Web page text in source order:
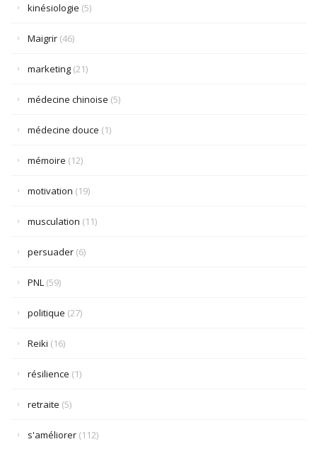
kinésiologie (5)
Maigrir (46)
marketing (21)
médecine chinoise (5)
médecine douce (1)
mémoire (12)
motivation (19)
musculation (11)
persuader (6)
PNL (59)
politique (27)
Reiki (16)
résilience (1)
retraite (5)
s'améliorer (112)